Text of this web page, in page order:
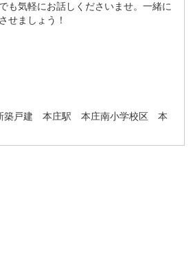
も気軽にお話しくださいませ。一緒に
せましょう！
築戸建 本庄駅 本庄南小学校区 本